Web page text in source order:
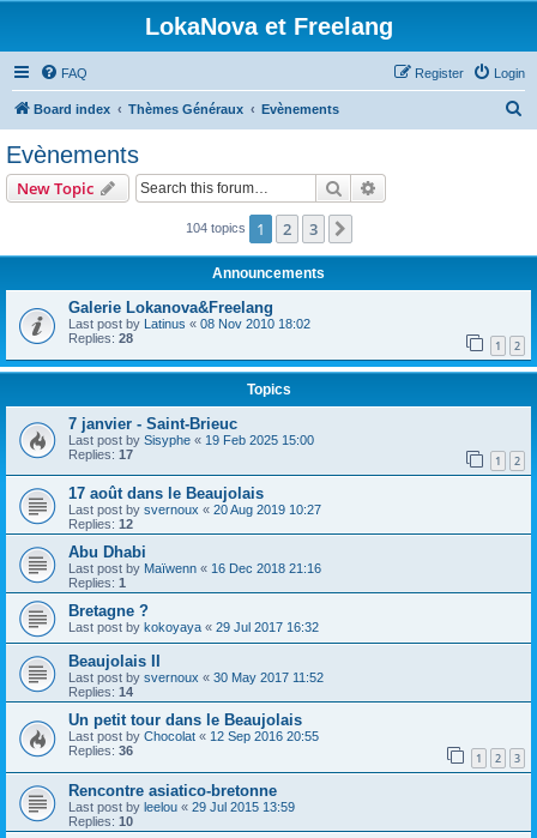
LokaNova et Freelang
FAQ Login
Register
Board index Thèmes Généraux Evènements
Evènements
New Topic Search
104 topics 1 2 3
Announcements
Galerie Lokanova&Freelang
Last post by Latinus « 08 Nov 2010 18:02
Replies: 28 1 2
Topics
7 janvier - Saint-Brieuc
Last post by Sisyphe « 19 Feb 2025 15:00
Replies: 17 1 2
17 août dans le Beaujolais
Last post by svernoux « 20 Aug 2019 10:27
Replies: 12
Abu Dhabi
Last post by Maïwenn « 16 Dec 2018 21:16
Replies: 1
Bretagne ?
Last post by kokoyaya « 29 Jul 2017 16:32
Beaujolais II
Last post by svernoux « 30 May 2017 11:52
Replies: 14
Un petit tour dans le Beaujolais
Last post by Chocolat « 12 Sep 2016 20:55
Replies: 36 1 2 3
Rencontre asiatico-bretonne
Last post by leelou « 29 Jul 2015 13:59
Replies: 10